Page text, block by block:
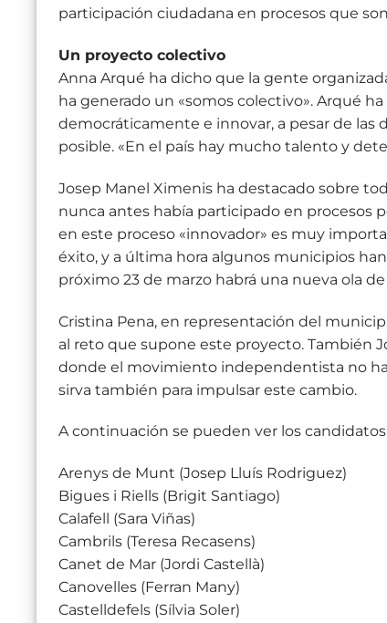
participación ciudadana en procesos que
Un proyecto colectivo
Anna Arqué ha dicho que la gente
ha generado un «somos colectivo». Arqué
democráticamente e innovar, a pesar de
posible. «En el país hay mucho talento y
Josep Manel Ximenis ha destacado sobre
nunca antes había participado en procesos
en este proceso «innovador» es muy
éxito, y a última hora algunos municipios
próximo 23 de marzo habrá una nueva ola
Cristina Pena, en representación del
al reto que supone este proyecto. También
donde el movimiento independentista no
sirva también para impulsar este cambio.
A continuación se pueden ver los
Arenys de Munt (Josep Lluís Rodriguez)
Bigues i Riells (Brigit Santiago)
Calafell (Sara Viñas)
Cambrils (Teresa Recasens)
Canet de Mar (Jordi Castellà)
Canovelles (Ferran Many)
Castelldefels (Sílvia Soler)